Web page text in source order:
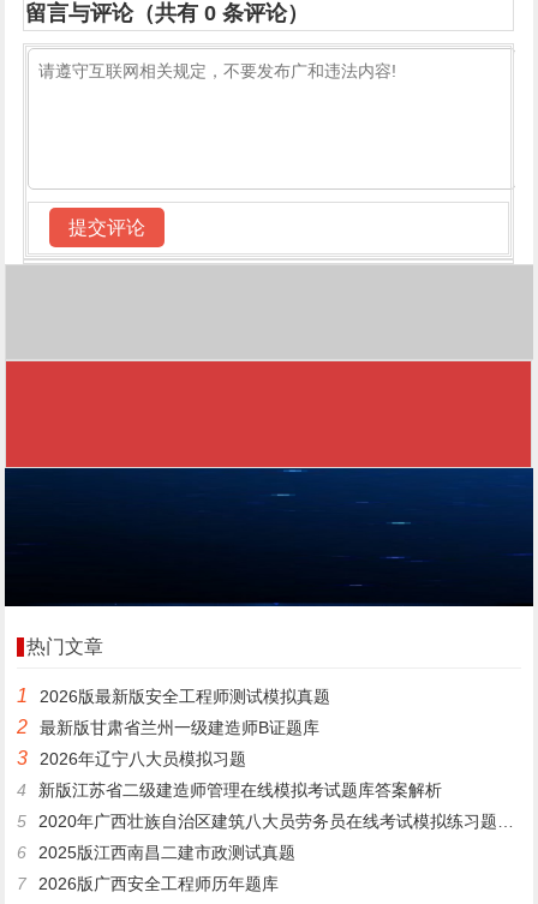
留言与评论（共有0 条评论）
热门文章
1 2026版最新版安全工程师测试模拟真题
2 最新版甘肃省兰州一级建造师B证题库
3
2026年辽宁八大员模拟习题
4
新版江苏省二级建造师管理在线模拟考试题库答案解析
5
2020年广西壮族自治区建筑八大员劳务员在线考试模拟练习题带押题
6
2025版江西南昌二建市政测试真题
7
2026版广西安全工程师历年题库